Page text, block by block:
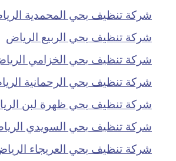
شركة تنظيف بحي المحمدية
شركة تنظيف بحي الربيع الرياض
شركة تنظيف بحي الخزامي
شركة تنظيف بحي الرحمانية
شركة تنظيف بحي ظهرة لبن
شركة تنظيف بحي السويدي
شركة تنظيف بحي العريجاء